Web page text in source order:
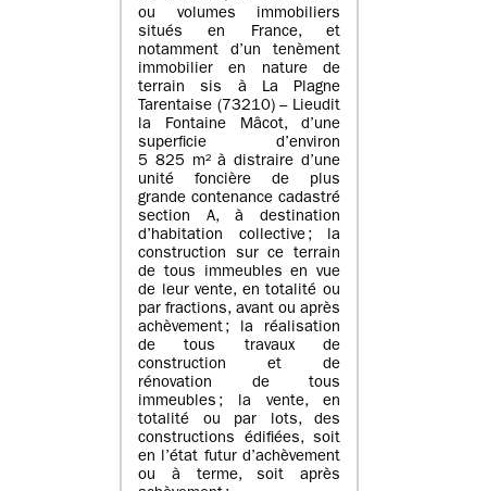
ou volumes immobiliers
situés en France, et
notamment d’un tenèment
immobilier en nature de
terrain sis à La Plagne
Tarentaise (73210) – Lieudit
la Fontaine Mâcot, d’une
superficie d’environ
5 825 m² à distraire d’une
unité foncière de plus
grande contenance cadastré
section A, à destination
d’habitation collective ; la
construction sur ce terrain
de tous immeubles en vue
de leur vente, en totalité ou
par fractions, avant ou après
achèvement ; la réalisation
de tous travaux de
construction et de
rénovation de tous
immeubles ; la vente, en
totalité ou par lots, des
constructions édifiées, soit
en l’état futur d’achèvement
ou à terme, soit après